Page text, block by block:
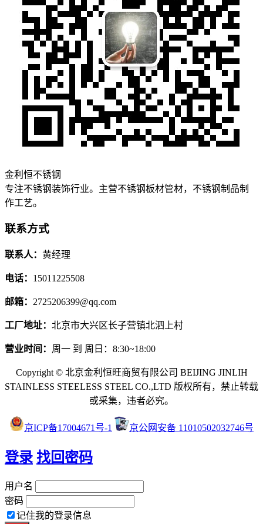
金利恒不锈钢
专注不锈钢装饰行业。主营不锈钢板材管材，不锈钢制品制
作工艺。
联系方式
联系人： 黄经理
电话： 15011225508
邮箱： 2725206399@qq.com
工厂地址： 北京市大兴区长子营镇北泗上村
营业时间： 周一 到 周日：8:30~18:00
Copyright © 北京金利恒旺商贸有限公司 BEIJING JINLIH
STAINLESS STEELESS STEEL CO.,LTD 版权所有，禁止转载
或采集，违者必究。
京ICP备17004671号-1 京公网安备 11010502032746号
登录 找回密码
用户名
密码
记住我的登录信息